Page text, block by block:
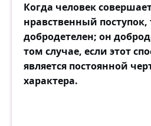
Когда человек
нравственный
добродетелен; он
том случае, если этот
является постоянной
характера.